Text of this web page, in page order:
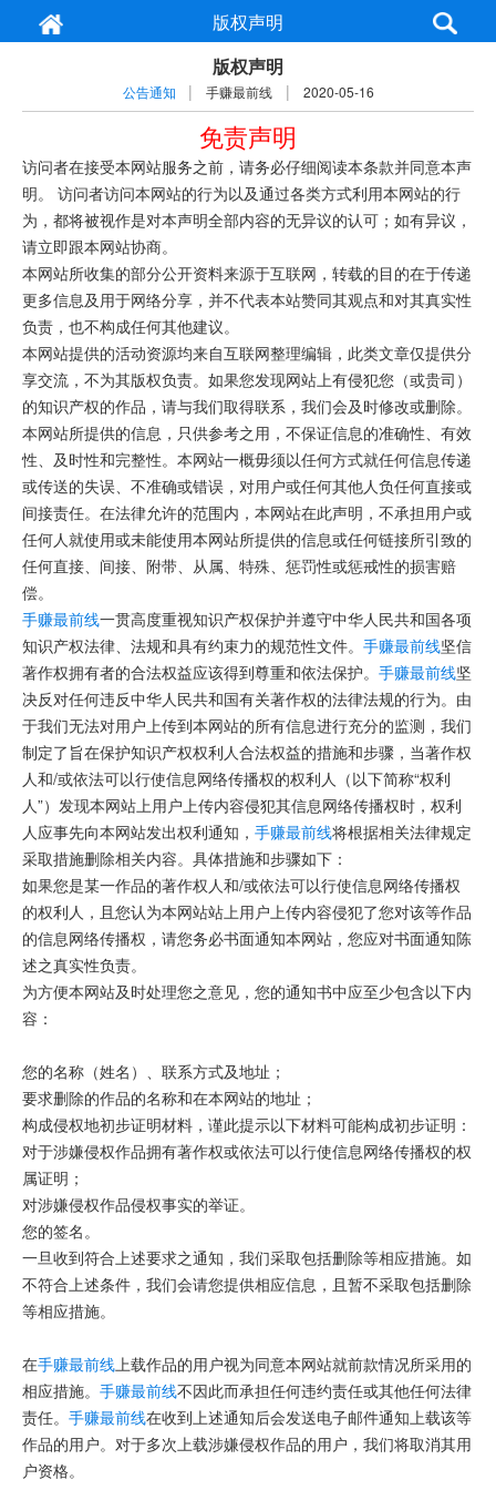
版权声明
版权声明
公告通知 | 手赚最前线 | 2020-05-16
免责声明
访问者在接受本网站服务之前，请务必仔细阅读本条款并同意本声
明。 访问者访问本网站的行为以及通过各类方式利用本网站的行
为，都将被视作是对本声明全部内容的无异议的认可；如有异议，
请立即跟本网站协商。
本网站所收集的部分公开资料来源于互联网，转载的目的在于传递
更多信息及用于网络分享，并不代表本站赞同其观点和对其真实性
负责，也不构成任何其他建议。
本网站提供的活动资源均来自互联网整理编辑，此类文章仅提供分
享交流，不为其版权负责。如果您发现网站上有侵犯您（或贵司）
的知识产权的作品，请与我们取得联系，我们会及时修改或删除。
本网站所提供的信息，只供参考之用，不保证信息的准确性、有效
性、及时性和完整性。本网站一概毋须以任何方式就任何信息传递
或传送的失误、不准确或错误，对用户或任何其他人负任何直接或
间接责任。在法律允许的范围内，本网站在此声明，不承担用户或
任何人就使用或未能使用本网站所提供的信息或任何链接所引致的
任何直接、间接、附带、从属、特殊、惩罚性或惩戒性的损害赔
偿。
手赚最前线一贯高度重视知识产权保护并遵守中华人民共和国各项
知识产权法律、法规和具有约束力的规范性文件。 手赚最前线坚信
著作权拥有者的合法权益应该得到尊重和依法保护。 手赚最前线坚
决反对任何违反中华人民共和国有关著作权的法律法规的行为。由
于我们无法对用户上传到本网站的所有信息进行充分的监测，我们
制定了旨在保护知识产权权利人合法权益的措施和步骤，当著作权
人和/或依法可以行使信息网络传播权的权利人（以下简称“权利
人”）发现本网站上用户上传内容侵犯其信息网络传播权时，权利
人应事先向本网站发出权利通知， 手赚最前线将根据相关法律规定
采取措施删除相关内容。具体措施和步骤如下：
如果您是某一作品的著作权人和/或依法可以行使信息网络传播权
的权利人，且您认为本网站站上用户上传内容侵犯了您对该等作品
的信息网络传播权，请您务必书面通知本网站，您应对书面通知陈
述之真实性负责。
为方便本网站及时处理您之意见，您的通知书中应至少包含以下内
容：
您的名称（姓名）、联系方式及地址；
要求删除的作品的名称和在本网站的地址；
构成侵权地初步证明材料，谨此提示以下材料可能构成初步证明：
对于涉嫌侵权作品拥有著作权或依法可以行使信息网络传播权的权
属证明；
对涉嫌侵权作品侵权事实的举证。
您的签名。
一旦收到符合上述要求之通知，我们采取包括删除等相应措施。如
不符合上述条件，我们会请您提供相应信息，且暂不采取包括删除
等相应措施。
在手赚最前线上载作品的用户视为同意本网站就前款情况所采用的
相应措施。 手赚最前线不因此而承担任何违约责任或其他任何法律
责任。 手赚最前线在收到上述通知后会发送电子邮件通知上载该等
作品的用户。对于多次上载涉嫌侵权作品的用户，我们将取消其用
户资格。